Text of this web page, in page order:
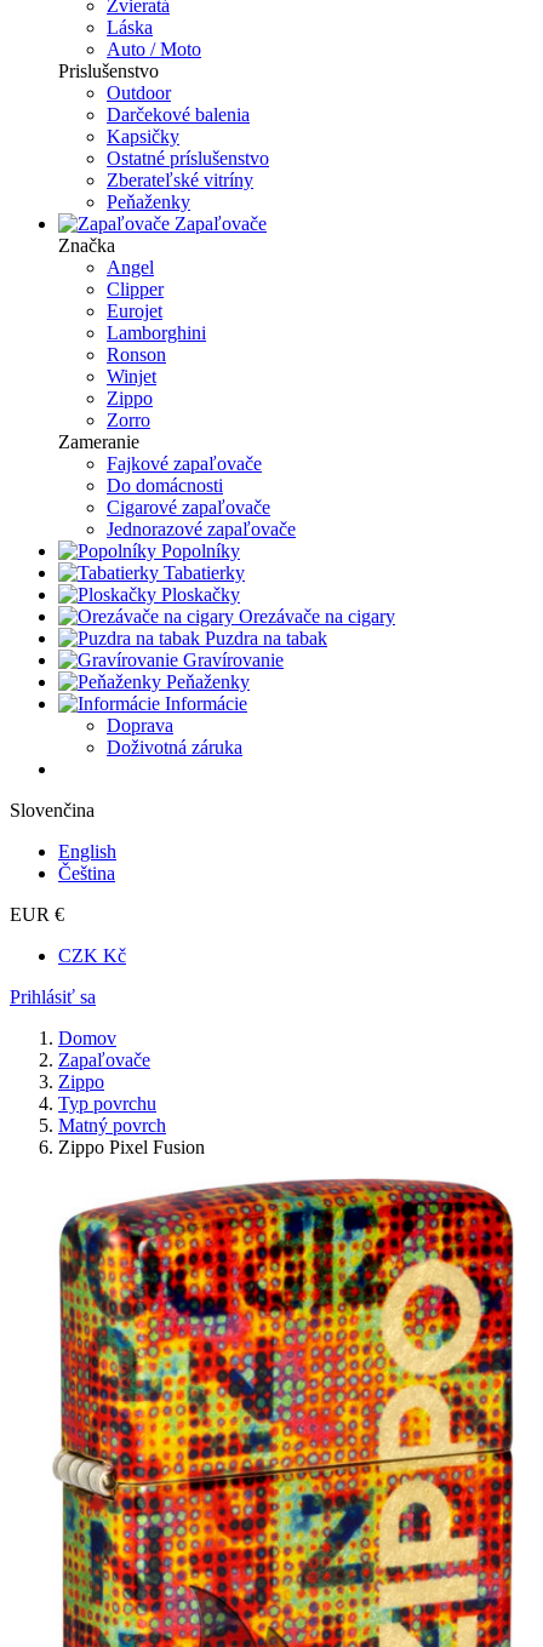
Zvieratá
Láska
Auto / Moto
Prislušenstvo
Outdoor
Darčekové balenia
Kapsičky
Ostatné príslušenstvo
Zberateľské vitríny
Peňaženky
Zapaľovače
Značka
Angel
Clipper
Eurojet
Lamborghini
Ronson
Winjet
Zippo
Zorro
Zameranie
Fajkové zapaľovače
Do domácnosti
Cigarové zapaľovače
Jednorazové zapaľovače
Popolníky
Tabatierky
Ploskačky
Orezávače na cigary
Puzdra na tabak
Gravírovanie
Peňaženky
Informácie
Doprava
Doživotná záruka
Slovenčina
English
Čeština
EUR €
CZK Kč
Prihlásiť sa
Domov
Zapaľovače
Zippo
Typ povrchu
Matný povrch
Zippo Pixel Fusion